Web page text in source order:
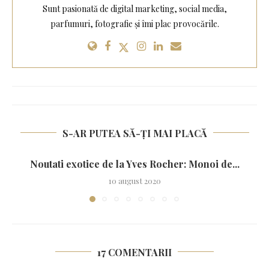
Sunt pasionată de digital marketing, social media,
parfumuri, fotografie și îmi plac provocările.
S-AR PUTEA SĂ-ȚI MAI PLACĂ
Noutati exotice de la Yves Rocher: Monoi de...
10 august 2020
17 COMENTARII